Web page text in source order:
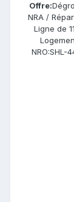
Offre:
NRA /
Ligne de
NRO:SHL-